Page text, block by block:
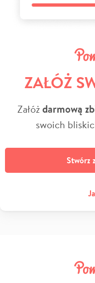
ZAŁÓŻ
Załóżdarmową
swoich
Stwórz